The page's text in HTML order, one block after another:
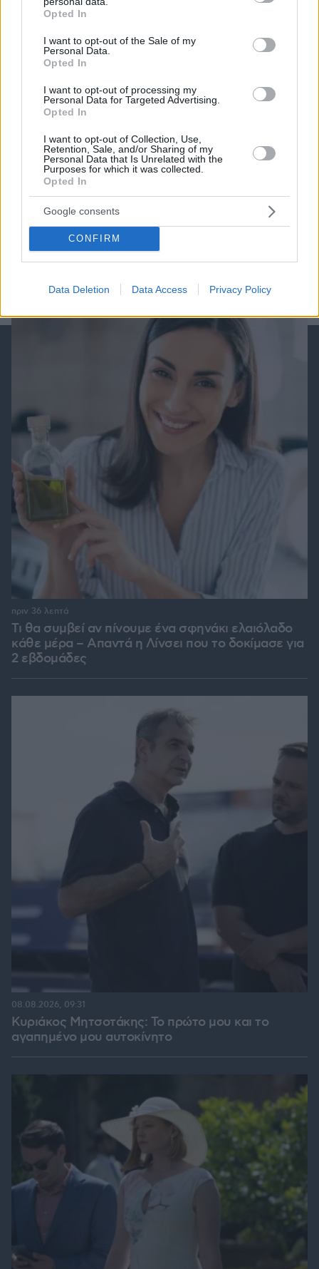
grant or deny consent to Google and its third-party tags to
use your data for below specified purposes in below Google
consent section.
Opted In
I want to opt-out of the Sale of my
Personal Data.
Opted In
I want to opt-out of processing my
Personal Data for Targeted Advertising.
Opted In
I want to opt-out of Collection, Use,
Retention, Sale, and/or Sharing of my
Personal Data that Is Unrelated with the
Purposes for which it was collected.
Opted In
Google consents
CONFIRM
Data Deletion Data Access Privacy Policy
07.08.2026, 22:54
Games
Cut The Rope Northern Heights Candy
ΔΕΙΤΕ ΟΛΑ ΤΑ GAMES
Best of Network
Τι θα συμβεί αν πίνουμε ένα σφηνάκι ελαιόλαδο
κάθε μέρα – Απαντά η Λίνσει που το δοκίμασε για
2 εβδομάδες
πριν 36 λεπτά
Κυριάκος Μητσοτάκης: Το πρώτο μου και το
αγαπημένο μου αυτοκίνητο
08.08.2026, 09:31